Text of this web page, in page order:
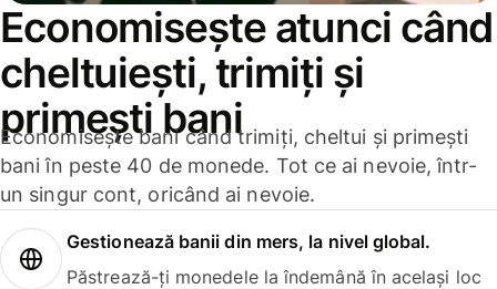
Economisește atunci când
cheltuiești, trimiți și
primești bani
Economisește bani când trimiți, cheltui și primești
bani în peste 40 de monede. Tot ce ai nevoie, într-
un singur cont, oricând ai nevoie.
Gestionează banii din mers, la nivel global.
Păstrează-ți monedele la îndemână în același loc